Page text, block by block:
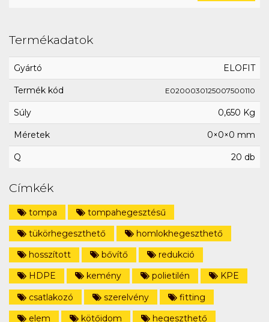
Termékadatok
Gyártó ELOFIT
Termék kód E0200030125007500110
Súly 0,650 Kg
Méretek 0×0×0 mm
Q 20 db
Címkék
tompa
tompahegesztésű
tükörhegeszthető
homlokhegeszthető
hosszított
bővítő
redukció
HDPE
kemény polietilén
KPE
csatlakozó
szerelvény
fitting
elem
kötőidom
hegeszthető